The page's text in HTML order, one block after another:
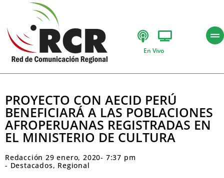
En Vivo
PROYECTO CON AECID PERÚ
BENEFICIARÁ A LAS POBLACIONES
AFROPERUANAS REGISTRADAS EN
EL MINISTERIO DE CULTURA
Redacción 29 enero, 2020- 7:37 pm
- Destacados, Regional